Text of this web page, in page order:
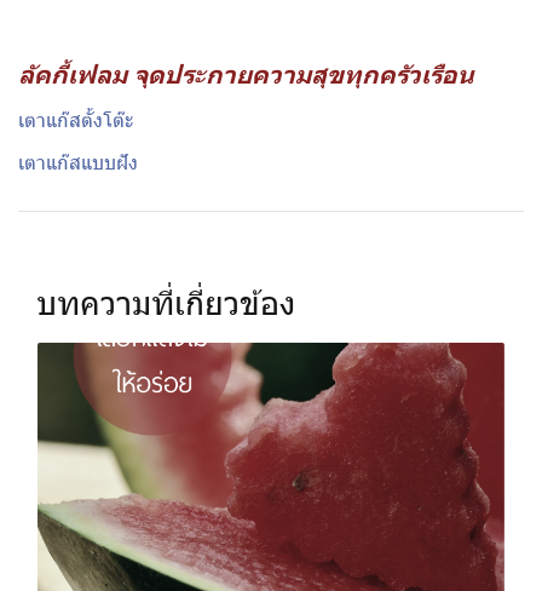
ลัคกี้เฟลม จุดประกายความสุขทุกครัวเรือน
เตาแก๊สตั้งโต๊ะ
เตาแก๊สแบบฝัง
บทความที่เกี่ยวข้อง